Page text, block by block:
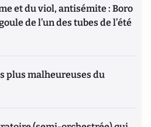
et du viol, antisémite : Boro
de l’un des tubes de l’été
plus malheureuses du